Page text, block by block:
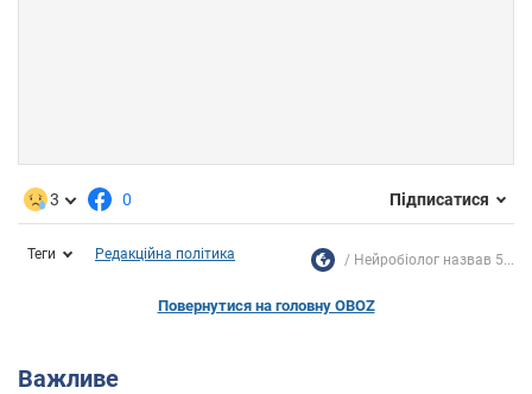
3 0 Підписатися
Теги Редакційна політика Нейробіолог назвав 5...
Повернутися на головну OBOZ
Важливе